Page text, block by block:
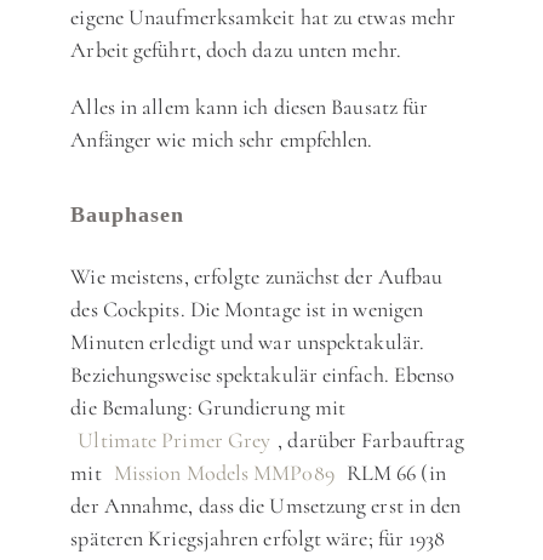
eigene Unaufmerksamkeit hat zu etwas mehr
Arbeit geführt, doch dazu unten mehr.
Alles in allem kann ich diesen Bausatz für
Anfänger wie mich sehr empfehlen.
Bauphasen
Wie meistens, erfolgte zunächst der Aufbau
des Cockpits. Die Montage ist in wenigen
Minuten erledigt und war unspektakulär.
Beziehungsweise spektakulär einfach. Ebenso
die Bemalung: Grundierung mit
Ultimate Primer Grey , darüber Farbauftrag
mit Mission Models MMP089 RLM 66 (in
der Annahme, dass die Umsetzung erst in den
späteren Kriegsjahren erfolgt wäre; für 1938